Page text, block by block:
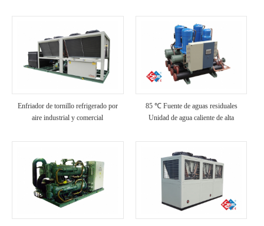
Enfriador de tornillo refrigerado por
aire industrial y comercial
85 ℃ Fuente de aguas residuales
Unidad de agua caliente de alta